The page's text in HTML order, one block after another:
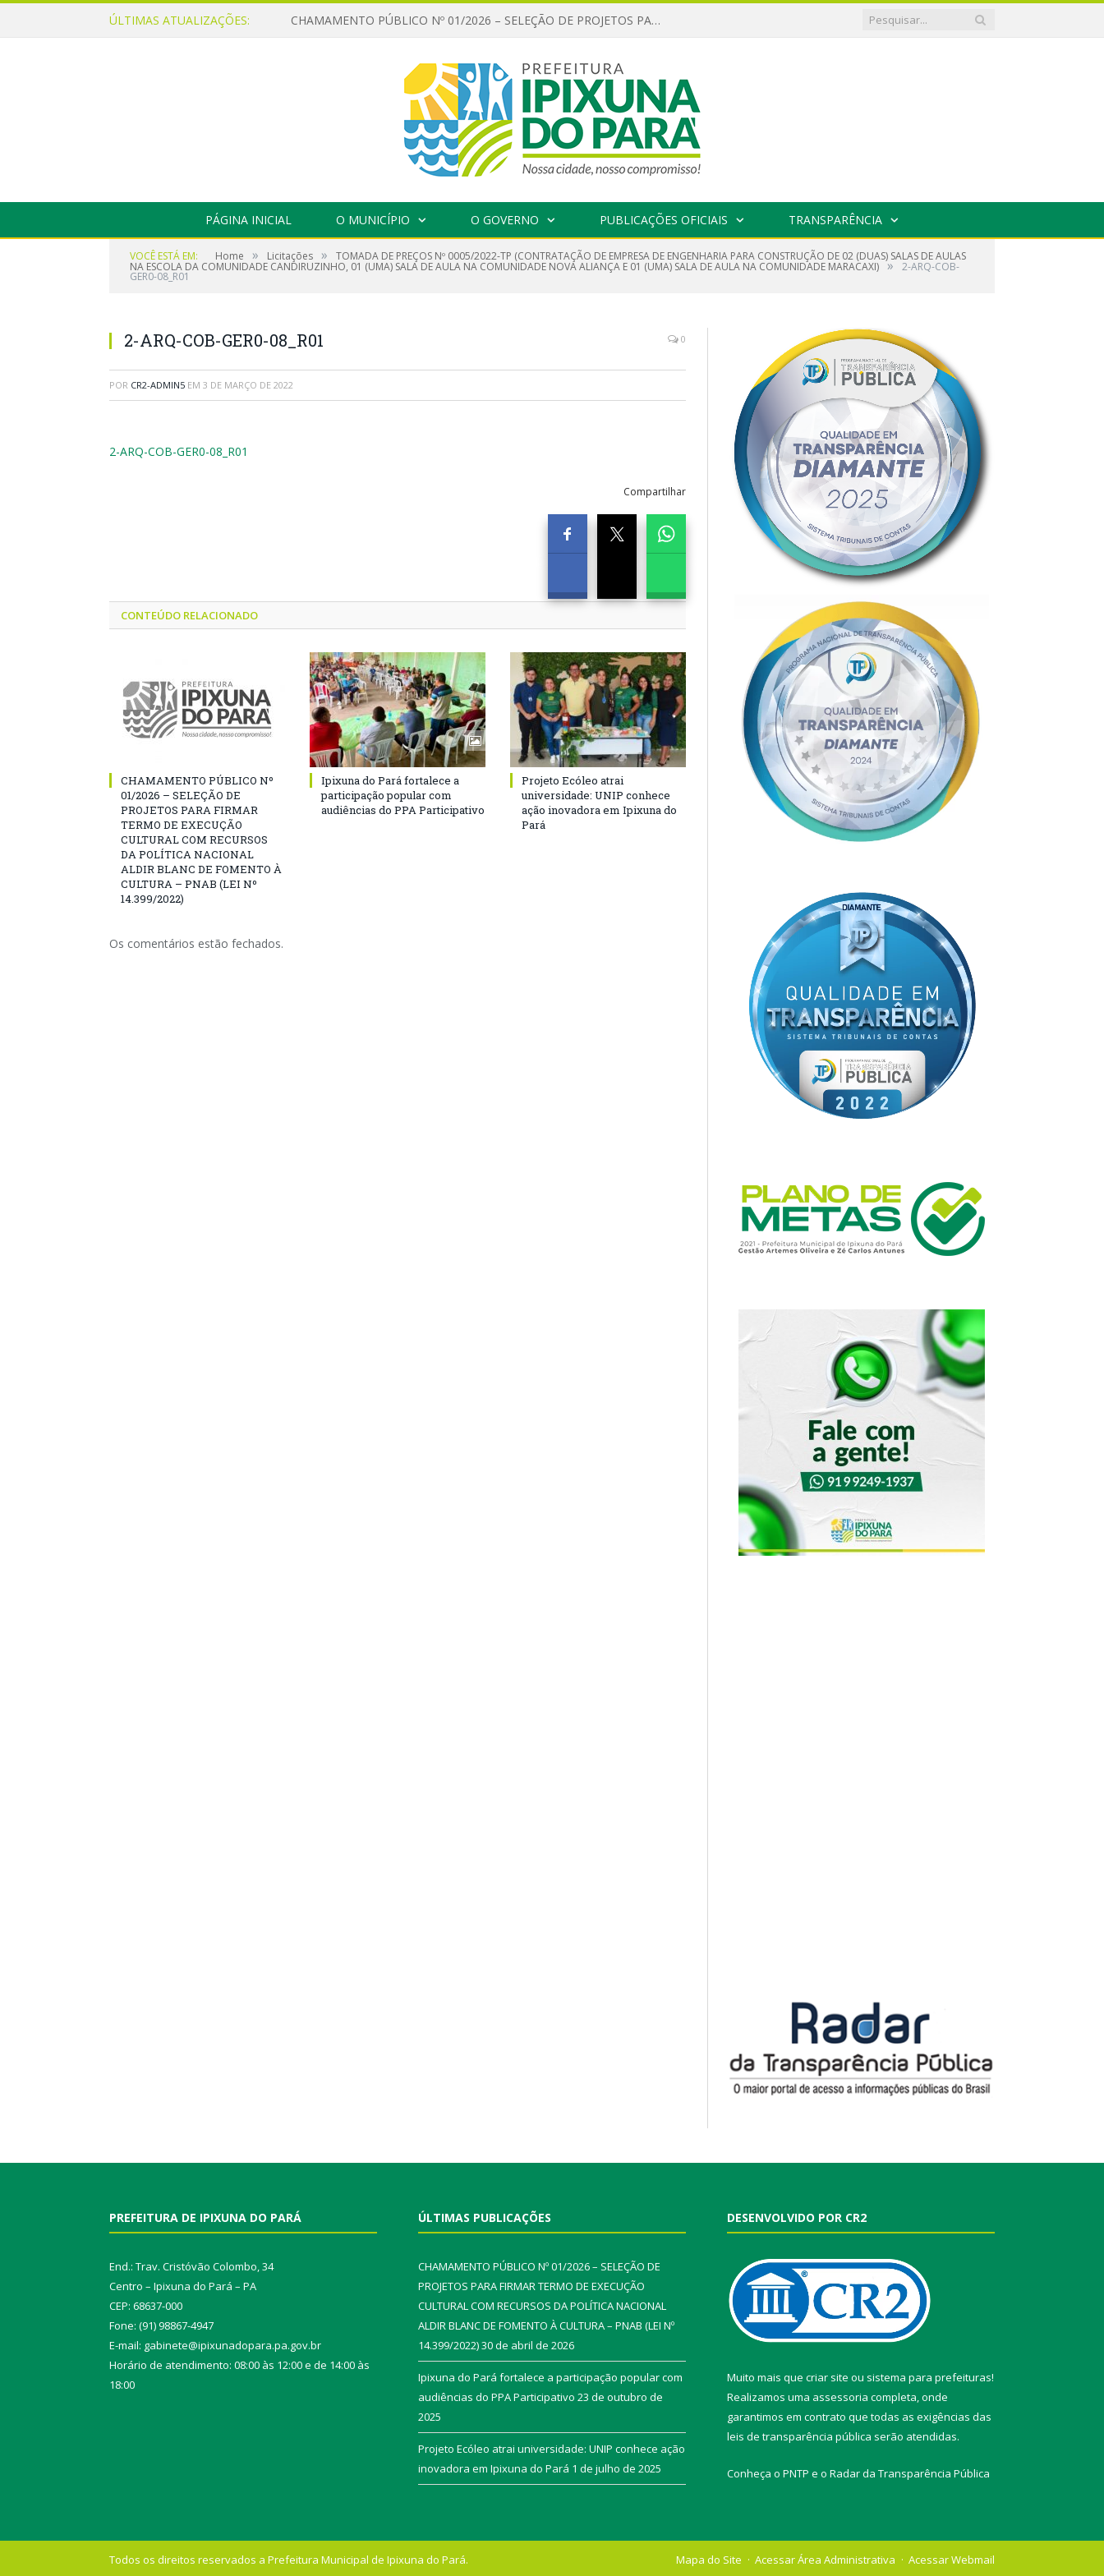
ÚLTIMAS ATUALIZAÇÕES: CHAMAMENTO PÚBLICO Nº 01/2026 – SELEÇÃO DE PROJETOS PARA FIRMAR TERMO DE EXECUÇÃO CULTURAL COM RECURSOS DA POLÍTICA NACIONAL ALDIR BLANC DE FOMENTO À CULTURA – PNAB (LEI Nº 14.399/2022)
PÁGINA INICIAL O MUNICÍPIO O GOVERNO PUBLICAÇÕES OFICIAIS TRANSPARÊNCIA
VOCÊ ESTÁ EM: Home » Licitações » TOMADA DE PREÇOS Nº 0005/2022-TP (CONTRATAÇÃO DE EMPRESA DE ENGENHARIA PARA CONSTRUÇÃO DE 02 (DUAS) SALAS DE AULAS
NA ESCOLA DA COMUNIDADE CANDIRUZINHO, 01 (UMA) SALA DE AULA NA COMUNIDADE NOVA ALIANÇA E 01 (UMA) SALA DE AULA NA COMUNIDADE MARACAXI) » 2-ARQ-COB-
GER0-08_R01
2-ARQ-COB-GER0-08_R01 0
POR CR2-ADMIN5 EM 3 DE MARÇO DE 2022
2-ARQ-COB-GER0-08_R01
Compartilhar
CONTEÚDO RELACIONADO
CHAMAMENTO PÚBLICO Nº
01/2026 – SELEÇÃO DE
PROJETOS PARA FIRMAR
TERMO DE EXECUÇÃO
CULTURAL COM RECURSOS
DA POLÍTICA NACIONAL
ALDIR BLANC DE FOMENTO À
CULTURA – PNAB (LEI Nº
14.399/2022)
Ipixuna do Pará fortalece a
participação popular com
audiências do PPA Participativo
Projeto Ecóleo atrai
universidade: UNIP conhece
ação inovadora em Ipixuna do
Pará
Os comentários estão fechados.
PREFEITURA DE IPIXUNA DO PARÁ
End.: Trav. Cristóvão Colombo, 34
Centro – Ipixuna do Pará – PA
CEP: 68637-000
Fone: (91) 98867-4947
E-mail: gabinete@ipixunadopara.pa.gov.br
Horário de atendimento: 08:00 às 12:00 e de 14:00 às
18:00
ÚLTIMAS PUBLICAÇÕES
CHAMAMENTO PÚBLICO Nº 01/2026 – SELEÇÃO DE
PROJETOS PARA FIRMAR TERMO DE EXECUÇÃO
CULTURAL COM RECURSOS DA POLÍTICA NACIONAL
ALDIR BLANC DE FOMENTO À CULTURA – PNAB (LEI Nº
14.399/2022)30 de abril de 2026
Ipixuna do Pará fortalece a participação popular com
audiências do PPA Participativo 23 de outubro de
2025
Projeto Ecóleo atrai universidade: UNIP conhece ação
inovadora em Ipixuna do Pará 1 de julho de 2025
DESENVOLVIDO POR CR2
Muito mais que criar site ou sistema para prefeituras!
Realizamos uma assessoria completa, onde
garantimos em contrato que todas as exigências das
leis de transparência pública serão atendidas.
Conheça o PNTP e o Radar da Transparência Pública
Todos os direitos reservados a Prefeitura Municipal de Ipixuna do Pará. Mapa do Site Acessar Área Administrativa Acessar Webmail